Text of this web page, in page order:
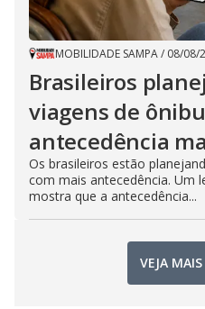
MOBILIDADE SAMPA/ 08/08/
Brasileiros
viagens de
antecedência
Os brasileiros estão
com mais antecedência. Um
mostra que a antecedência...
VEJA